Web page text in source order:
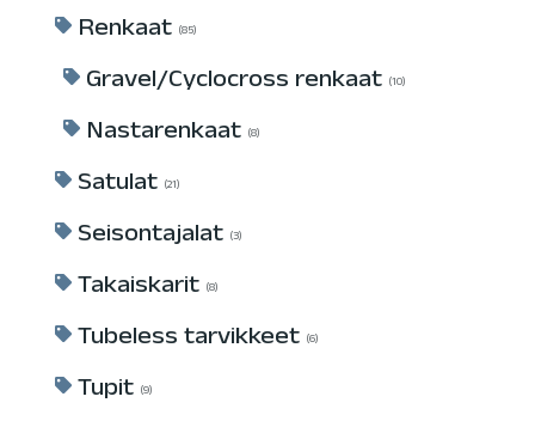
Renkaat 85
Gravel/Cyclocross renkaat 10
Nastarenkaat 8
Satulat 21
Seisontajalat 3
Takaiskarit 8
Tubeless tarvikkeet 6
Tupit 9